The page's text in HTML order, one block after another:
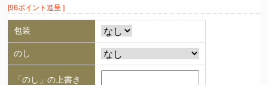
[96ポイント進呈 ]
包装
のし
「のし」の上書き